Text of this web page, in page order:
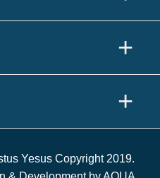
Yesus Copyright 2019.